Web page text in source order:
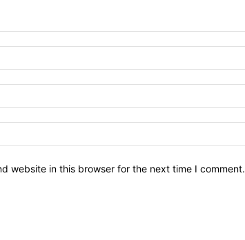
website in this browser for the next time I comment.